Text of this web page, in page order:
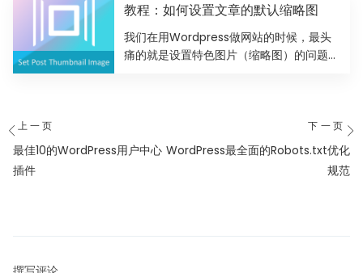
教程：如何设置文章的默认缩略图
我们在用Wordpress做网站的时候，最头
痛的就是设置特色图片（缩略图）的问题，
文
章
导
上一页
上
一
最佳10的WordPress用户中心
插件
下一页
WordPress最全面的Robots.txt优化
规范